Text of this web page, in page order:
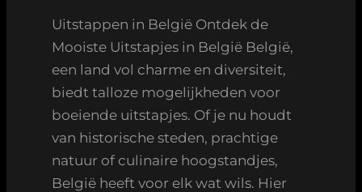
Uitstappen in België Ontdek de
Mooiste Uitstapjes in België België,
een land vol charme en diversiteit,
biedt talloze mogelijkheden voor
boeiende uitstapjes. Of je nu houdt
van historische steden, prachtige
natuur of culinaire hoogstandjes,
België heeft voor elk wat wils. Hier